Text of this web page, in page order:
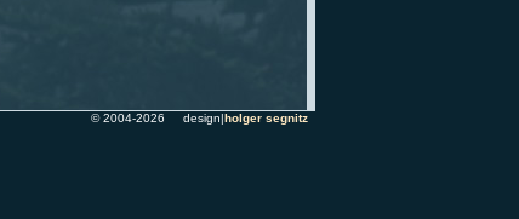
© 2004-2026 design|holger segnitz